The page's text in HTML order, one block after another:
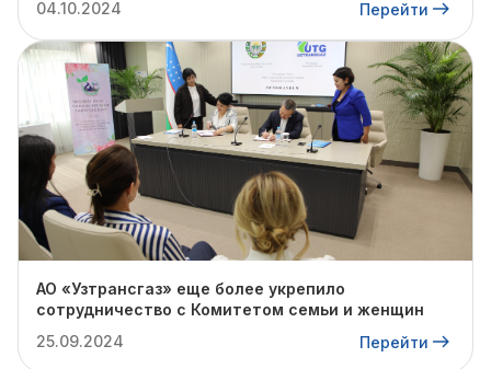
отопительному сезону.
04.10.2024 Перейти
АО «Узтрансгаз» еще более укрепило
сотрудничество с Комитетом семьи и женщин
25.09.2024
Перейти